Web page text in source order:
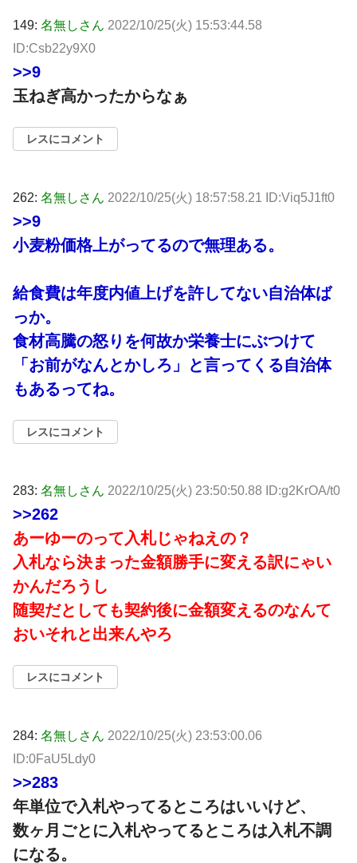
149: 名無しさん 2022/10/25(火) 15:53:44.58
ID:Csb22y9X0
>>9
玉ねぎ高かったからなぁ
レスにコメント
262: 名無しさん 2022/10/25(火) 18:57:58.21 ID:Viq5J1ft0
>>9
小麦粉価格上がってるので無理ある。
給食費は年度内値上げを許してない自治体ば
っか。
食材高騰の怒りを何故か栄養士にぶつけて
「お前がなんとかしろ」と言ってくる自治体
もあるってね。
レスにコメント
283: 名無しさん 2022/10/25(火) 23:50:50.88 ID:g2KrOA/t0
>>262
あーゆーのって入札じゃねえの？
入札なら決まった金額勝手に変える訳にゃい
かんだろうし
随契だとしても契約後に金額変えるのなんて
おいそれと出来んやろ
レスにコメント
284: 名無しさん 2022/10/25(火) 23:53:00.06
ID:0FaU5Ldy0
>>283
年単位で入札やってるところはいいけど、
数ヶ月ごとに入札やってるところは入札不調
になる。